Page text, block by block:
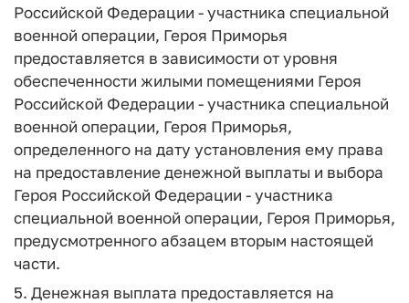
Российской Федерации - участника специальной
военной операции, Героя Приморья
предоставляется в зависимости от уровня
обеспеченности жилыми помещениями Героя
Российской Федерации - участника специальной
военной операции, Героя Приморья,
определенного на дату установления ему права
на предоставление денежной выплаты и выбора
Героя Российской Федерации - участника
специальной военной операции, Героя Приморья,
предусмотренного абзацем вторым настоящей
части.
5. Денежная выплата предоставляется на